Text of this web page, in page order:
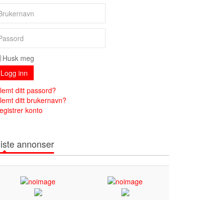
Husk meg
Logg inn
ditt passord?
ditt brukernavn?
konto
annonser